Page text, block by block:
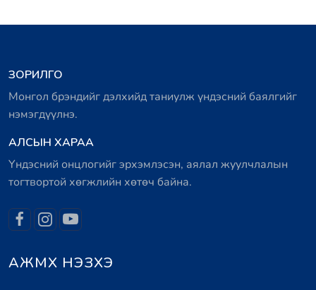
ЗОРИЛГО
Монгол брэндийг дэлхийд таниулж үндэсний баялгийг
нэмэгдүүлнэ.
АЛСЫН ХАРАА
Үндэсний онцлогийг эрхэмлэсэн, аялал жуулчлалын
тогтвортой хөгжлийн хөтөч байна.
АЖМХ НЭЗХЭ